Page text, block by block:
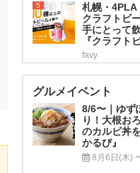
5
札幌・4PLA
クラフトビ
手にとって
『クラフト
favy
グルメイベント
8/6〜｜ゆず
り！大根お
のカルビ丼
かるび』
8月6日(木)